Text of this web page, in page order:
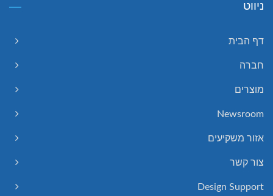
ניווט
דף הבית
חברה
מוצרים
Newsroom
אזור משקיעים
צור קשר
Design Support